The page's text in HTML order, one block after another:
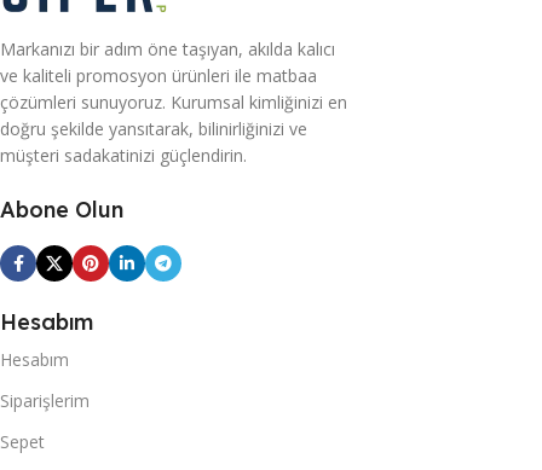
Markanızı bir adım öne taşıyan, akılda kalıcı
ve kaliteli promosyon ürünleri ile matbaa
çözümleri sunuyoruz. Kurumsal kimliğinizi en
doğru şekilde yansıtarak, bilinirliğinizi ve
müşteri sadakatinizi güçlendirin.
Abone Olun
Hesabım
Hesabım
Siparişlerim
Sepet